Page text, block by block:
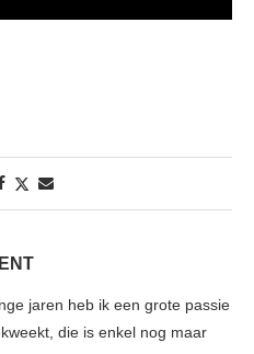
jaren heb ik een grote passie
die is enkel nog maar